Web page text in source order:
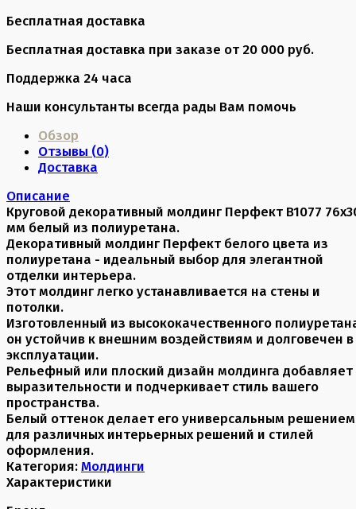
Бесплатная доставка
Бесплатная доставка при заказе от 20 000 руб.
Поддержка 24 часа
Наши консультанты всегда рады Вам помочь
Обзор
Отзывы (0)
Доставка
Описание
Круговой декоративный молдинг Перфект B1077
мм белый из полиуретана.
Декоративный молдинг Перфект белого цвета из
полиуретана - идеальный выбор для элегантной
отделки интерьера.
Этот молдинг легко устанавливается на стены и
потолки.
Изготовленный из высококачественного
он устойчив к внешним воздействиям и долговечен в
эксплуатации.
Рельефный или плоский дизайн молдинга добавляет
выразительности и подчеркивает стиль вашего
пространства.
Белый оттенок делает его универсальным решением
для различных интерьерных решений и стилей
оформления.
Категория: Молдинги
Характеристики